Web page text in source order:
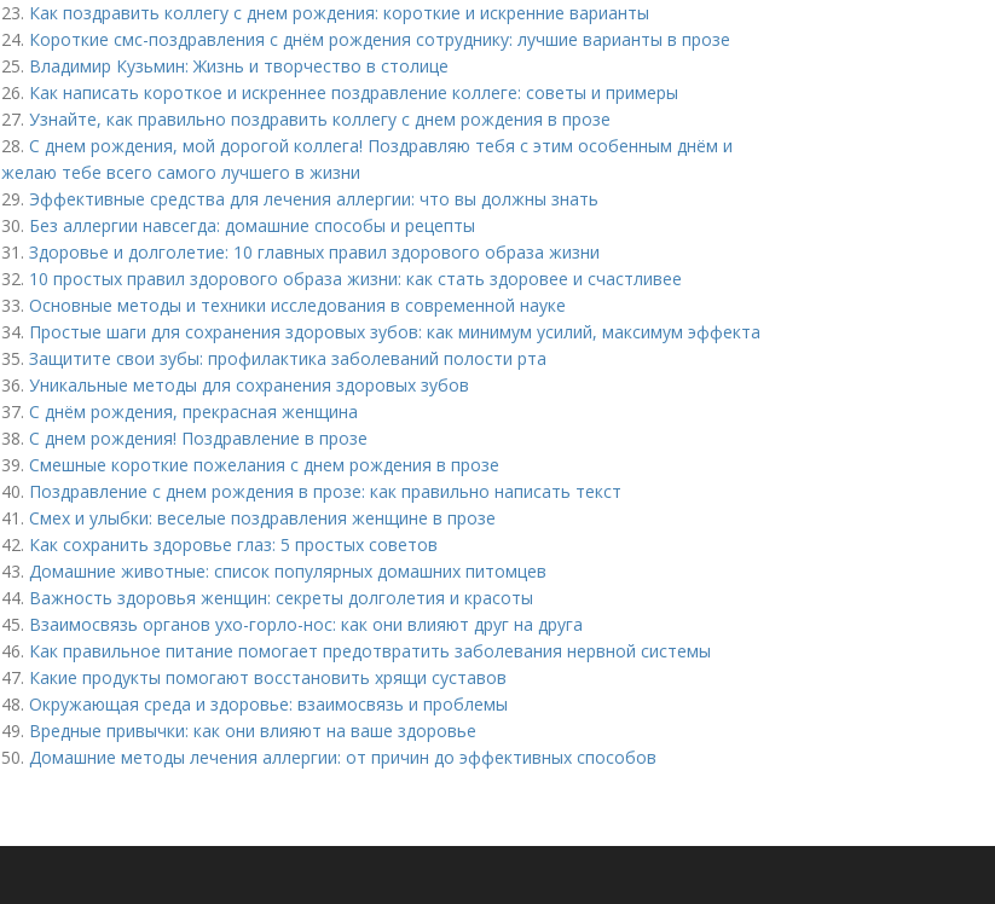
23. Как поздравить коллегу с днем рождения: короткие и искренние варианты
24. Короткие смс-поздравления с днём рождения сотруднику: лучшие варианты в прозе
25. Владимир Кузьмин: Жизнь и творчество в столице
26. Как написать короткое и искреннее поздравление коллеге: советы и примеры
27. Узнайте, как правильно поздравить коллегу с днем рождения в прозе
28. С днем рождения, мой дорогой коллега! Поздравляю тебя с этим особенным днём и
желаю тебе всего самого лучшего в жизни
29. Эффективные средства для лечения аллергии: что вы должны знать
30. Без аллергии навсегда: домашние способы и рецепты
31. Здоровье и долголетие: 10 главных правил здорового образа жизни
32. 10 простых правил здорового образа жизни: как стать здоровее и счастливее
33. Основные методы и техники исследования в современной науке
34. Простые шаги для сохранения здоровых зубов: как минимум усилий, максимум эффекта
35. Защитите свои зубы: профилактика заболеваний полости рта
36. Уникальные методы для сохранения здоровых зубов
37. С днём рождения, прекрасная женщина
38. С днем рождения! Поздравление в прозе
39. Смешные короткие пожелания с днем рождения в прозе
40. Поздравление с днем рождения в прозе: как правильно написать текст
41. Смех и улыбки: веселые поздравления женщине в прозе
42. Как сохранить здоровье глаз: 5 простых советов
43. Домашние животные: список популярных домашних питомцев
44. Важность здоровья женщин: секреты долголетия и красоты
45. Взаимосвязь органов ухо-горло-нос: как они влияют друг на друга
46. Как правильное питание помогает предотвратить заболевания нервной системы
47. Какие продукты помогают восстановить хрящи суставов
48. Окружающая среда и здоровье: взаимосвязь и проблемы
49. Вредные привычки: как они влияют на ваше здоровье
50. Домашние методы лечения аллергии: от причин до эффективных способов